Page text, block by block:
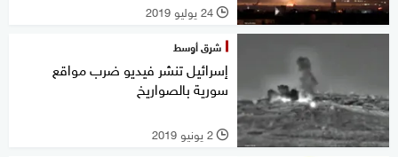
l 24 يوليو 2019
شرق أوسط
إسرائيل تنشر فيديو ضرب مواقع
سورية بالصواريخ
l 2 يونيو 2019